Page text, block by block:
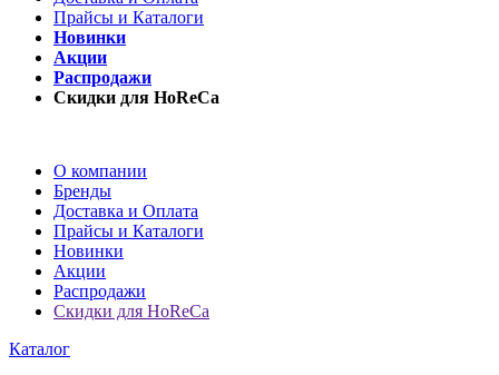
Прайсы и Каталоги
Новинки
Акции
Распродажи
Скидки для HoReCa
О компании
Бренды
Доставка и Оплата
Прайсы и Каталоги
Новинки
Акции
Распродажи
Скидки для HoReCa
Каталог